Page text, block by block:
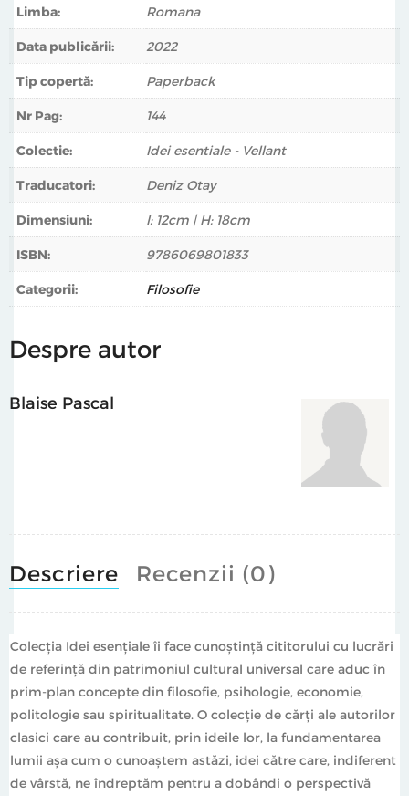
Limba: Romana
Data publicării: 2022
Tip copertă: Paperback
Nr Pag: 144
Colectie: Idei esentiale - Vellant
Traducatori: Deniz Otay
Dimensiuni: l: 12cm | H: 18cm
ISBN: 9786069801833
Categorii: Filosofie
Despre autor
Blaise Pascal
Descriere Recenzii (0)
Colecţia Idei esenţiale îi face cunoștință cititorului cu lucrări
de referință din patrimoniul cultural universal care aduc în
prim-plan concepte din filosofie, psihologie, economie,
politologie sau spiritualitate. O colecție de cărți ale autorilor
clasici care au contribuit, prin ideile lor, la fundamentarea
lumii așa cum o cunoaștem astăzi, idei către care, indiferent
de vârstă, ne îndreptăm pentru a dobândi o perspectivă